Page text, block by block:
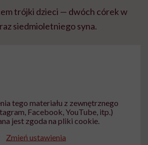
trójki dzieci — dwóch córek w
siedmioletniego syna.
tego materiału z zewnętrznego
Facebook, YouTube, itp.)
jest zgoda na pliki cookie.
Zmień ustawienia